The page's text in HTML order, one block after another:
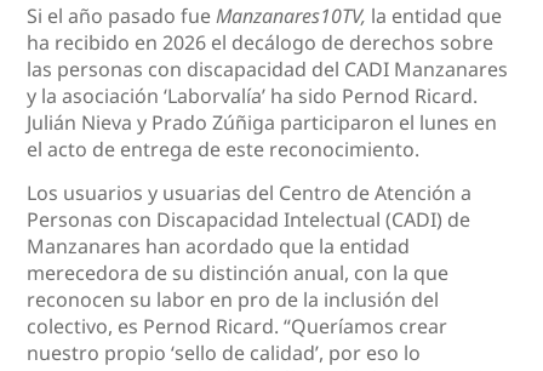
Si el año pasado fueManzanares10TV, la entidad que
ha recibido en 2026 el decálogo de derechos sobre
las personas con discapacidad del CADI Manzanares
y la asociación ‘Laborvalía’ ha sido Pernod Ricard.
Julián Nieva y Prado Zúñiga participaron el lunes en
el acto de entrega de este reconocimiento.
Los usuarios y usuarias del Centro de Atención a
Personas con Discapacidad Intelectual (CADI) de
Manzanares han acordado que la entidad
merecedora de su distinción anual, con la que
reconocen su labor en pro de la inclusión del
colectivo, es Pernod Ricard. “Queríamos crear
nuestro propio ‘sello de calidad’, por eso lo